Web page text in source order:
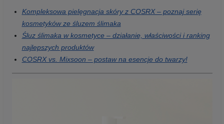
Kompleksowa pielęgnacja skóry z COSRX – poznaj serię
kosmetyków ze śluzem ślimaka
Śluz ślimaka w kosmetyce – działanie, właściwości i ranking
najlepszych produktów
COSRX vs. Mixsoon – postaw na esencje do twarzy!